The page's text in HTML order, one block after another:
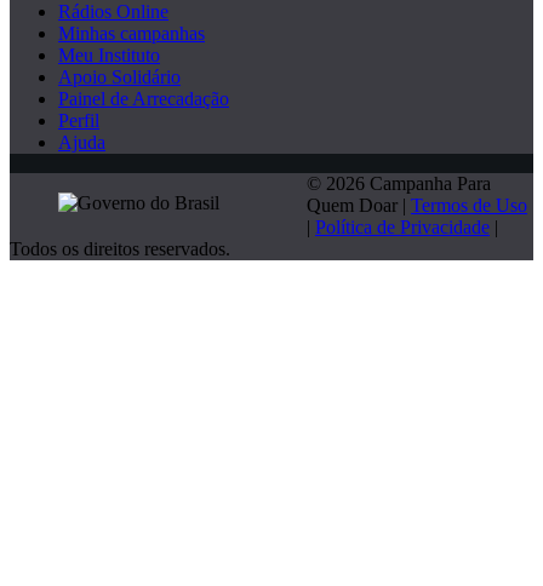
Rádios Online
Minhas campanhas
Meu Instituto
Apoio Solidário
Painel de Arrecadação
Perfil
Ajuda
© 2026 Campanha Para
Quem Doar | Termos de Uso
| Política de Privacidade |
Todos os direitos reservados.